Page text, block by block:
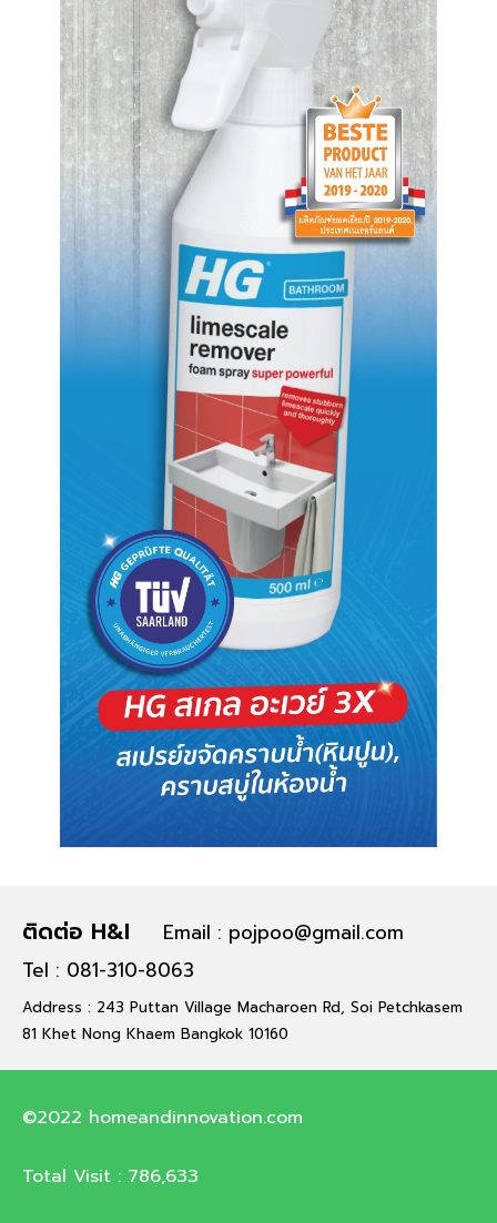
ติดต่อ H&I
Email : pojpoo@gmail.com
Tel : 081-310-8063
Address : 243 Puttan Village Macharoen Rd, Soi Petchkasem
81 Khet Nong Khaem Bangkok 10160
©2022 homeandinnovation.com
Total Visit : 786,633